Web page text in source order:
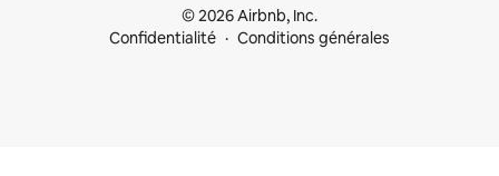
© 2026 Airbnb, Inc.
Confidentialité
Conditions générales